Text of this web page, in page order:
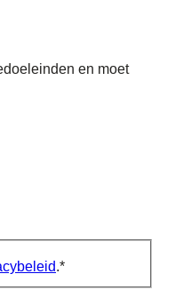
en moet
.*